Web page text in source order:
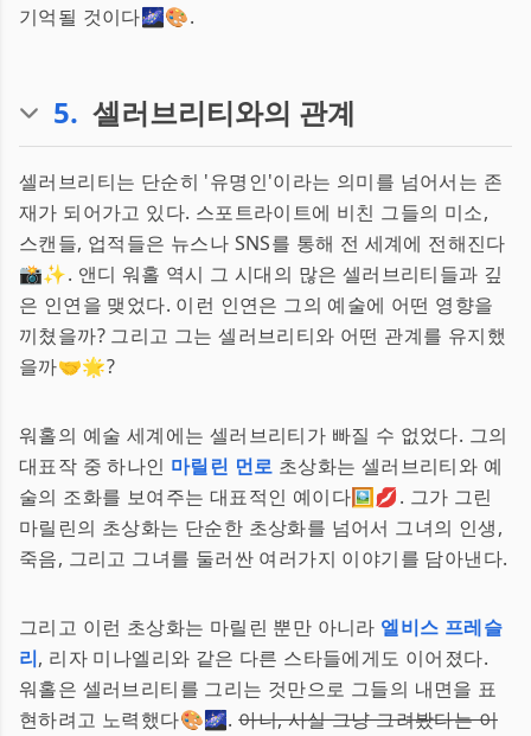
기억될 것이다🌌🎨.
5. 셀러브리티와의 관계
셀러브리티는 단순히 '유명인'이라는 의미를 넘어서는 존
재가 되어가고 있다. 스포트라이트에 비친 그들의 미소,
스캔들, 업적들은 뉴스나 SNS를 통해 전 세계에 전해진다
📸✨. 앤디 워홀 역시 그 시대의 많은 셀러브리티들과 깊
은 인연을 맺었다. 이런 인연은 그의 예술에 어떤 영향을
끼쳤을까? 그리고 그는 셀러브리티와 어떤 관계를 유지했
을까🤝🌟?
워홀의 예술 세계에는 셀러브리티가 빠질 수 없었다. 그의
대표작 중 하나인 마릴린 먼로 초상화는 셀러브리티와 예
술의 조화를 보여주는 대표적인 예이다🖼️💋. 그가 그린
마릴린의 초상화는 단순한 초상화를 넘어서 그녀의 인생,
죽음, 그리고 그녀를 둘러싼 여러가지 이야기를 담아낸다.
그리고 이런 초상화는 마릴린 뿐만 아니라 엘비스 프레슬
리, 리자 미나엘리와 같은 다른 스타들에게도 이어졌다.
워홀은 셀러브리티를 그리는 것만으로 그들의 내면을 표
현하려고 노력했다🎨🌌.아니, 사실 그냥 그려봤다는 이